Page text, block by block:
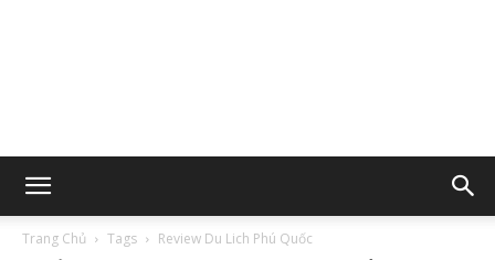
Trang Chủ Tags Review Du Lich Phú Quốc